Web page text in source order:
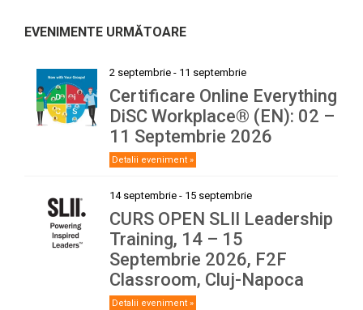
EVENIMENTE URMĂTOARE
2 septembrie - 11 septembrie
Certificare Online Everything
DiSC Workplace® (EN): 02 –
11 Septembrie 2026
Detalii eveniment »
14 septembrie - 15 septembrie
CURS OPEN SLII Leadership
Training, 14 – 15
Septembrie 2026, F2F
Classroom, Cluj-Napoca
Detalii eveniment »